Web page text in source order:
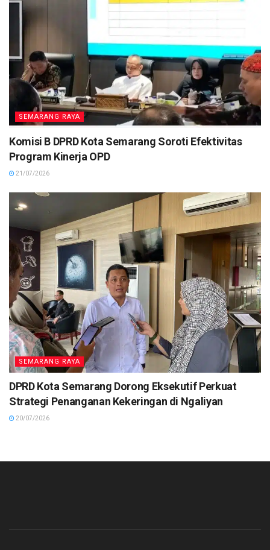
SEMARANG RAYA
Komisi B DPRD Kota Semarang Soroti Efektivitas
Program Kinerja OPD
21/07/2026
SEMARANG RAYA
DPRD Kota Semarang Dorong Eksekutif Perkuat
Strategi Penanganan Kekeringan di Ngaliyan
20/07/2026